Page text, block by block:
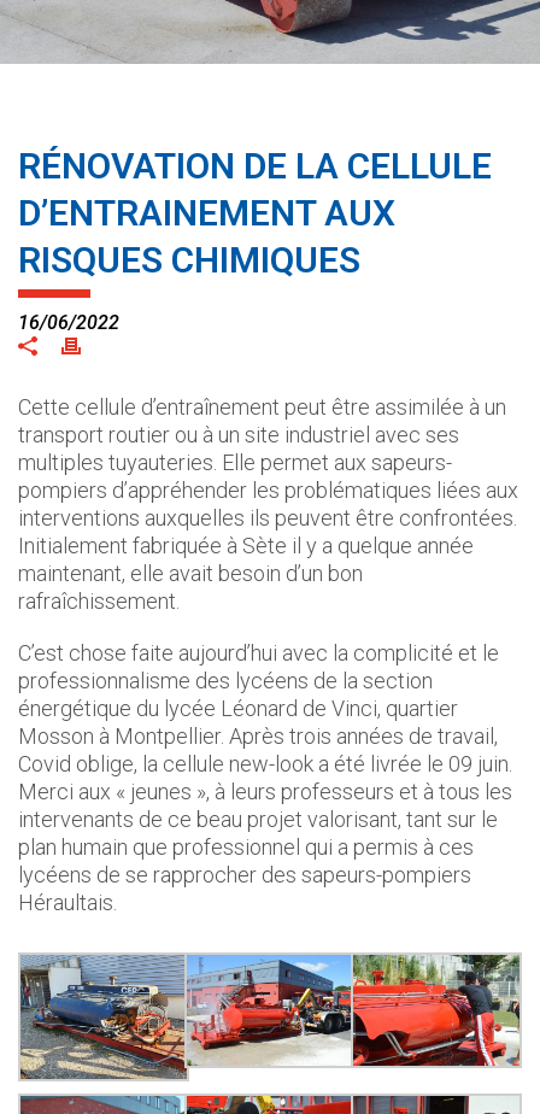
RÉNOVATION DE LA CELLULE
D’ENTRAINEMENT AUX
RISQUES CHIMIQUES
16/06/2022
Cette cellule d’entraînement peut être assimilée à un
transport routier ou à un site industriel avec ses
multiples tuyauteries. Elle permet aux sapeurs-
pompiers d’appréhender les problématiques liées aux
interventions auxquelles ils peuvent être confrontées.
Initialement fabriquée à Sète il y a quelque année
maintenant, elle avait besoin d’un bon
rafraîchissement.
C’est chose faite aujourd’hui avec la complicité et le
professionnalisme des lycéens de la section
énergétique du lycée Léonard de Vinci, quartier
Mosson à Montpellier. Après trois années de travail,
Covid oblige, la cellule new-look a été livrée le 09 juin.
Merci aux « jeunes », à leurs professeurs et à tous les
intervenants de ce beau projet valorisant, tant sur le
plan humain que professionnel qui a permis à ces
lycéens de se rapprocher des sapeurs-pompiers
Héraultais.